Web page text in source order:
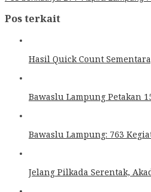
Pos terkait
Hasil Quick Count
Bawaslu Lampung Petakan
Bawaslu Lampung: 763
Jelang Pilkada Serentak,